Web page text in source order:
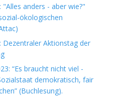
anders - aber wie?"
ökologischen
Dezentraler Aktionstag der
“Es braucht nicht viel -
demokratisch, fair
(Buchlesung).